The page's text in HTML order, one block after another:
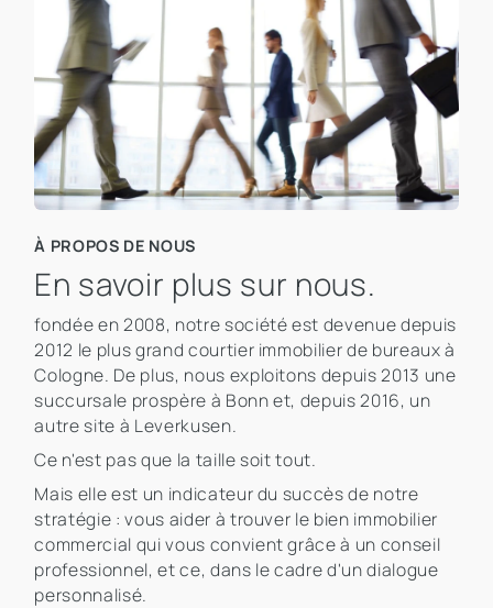
À PROPOS DE NOUS
En savoir plus sur nous.
fondée en 2008, notre société est devenue depuis
2012 le plus grand courtier immobilier de bureaux à
Cologne. De plus, nous exploitons depuis 2013 une
succursale prospère à Bonn et, depuis 2016, un
autre site à Leverkusen.
Ce n'est pas que la taille soit tout.
Mais elle est un indicateur du succès de notre
stratégie : vous aider à trouver le bien immobilier
commercial qui vous convient grâce à un conseil
professionnel, et ce, dans le cadre d'un dialogue
personnalisé.